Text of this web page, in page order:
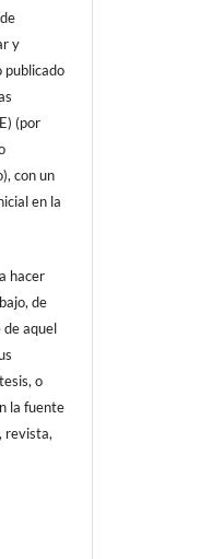
y
publicado
(por
con un
en la
hacer
de
aquel
o
la fuente
revista,